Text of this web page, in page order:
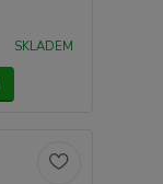
SKLADEM